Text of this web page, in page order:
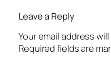
Leave a Reply
Your email address
Required fields are